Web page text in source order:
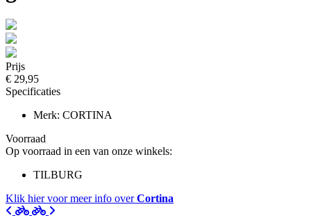
Prijs
€ 29,95
Specificaties
Merk: CORTINA
Voorraad
Op voorraad in een van onze winkels:
TILBURG
Klik hier voor meer info overCortina